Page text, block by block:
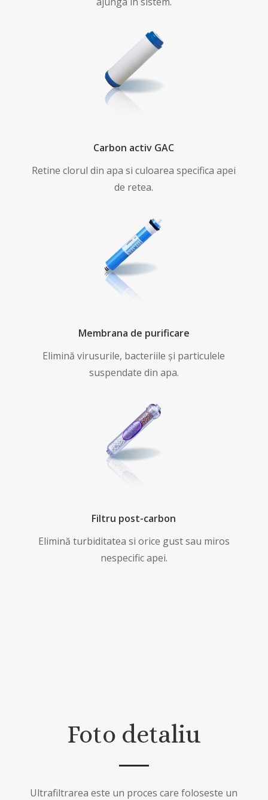
Carbon activ GAC
Retine clorul din apa si culoarea specifica apei
de retea.
Membrana de purificare
Elimină virusurile, bacteriile și particulele
suspendate din apa.
Filtru post-carbon
Elimină turbiditatea si orice gust sau miros
nespecific apei.
Foto detaliu
Ultrafiltrarea este un proces care foloseste un